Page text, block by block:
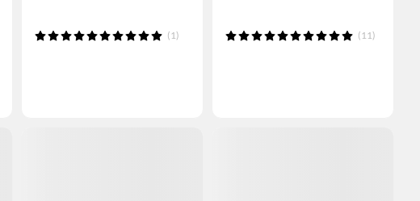
(1) (11)